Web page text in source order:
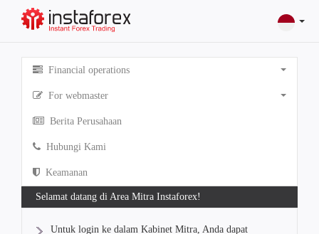
Financial operations
For webmaster
Berita Perusahaan
Hubungi Kami
Keamanan
Selamat datang di Area Mitra Instaforex!
Untuk login ke dalam Kabinet Mitra, Anda dapat